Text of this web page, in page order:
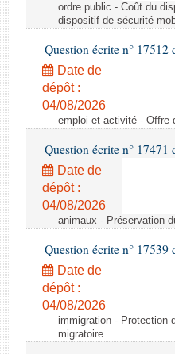
ordre public - Coût du
dispositif de sécurité
Question écrite n° 17512
Date de
dépôt :
04/08/2026
emploi et activité - Offre
Question écrite n°
Date de
dépôt :
04/08/2026
animaux - Préservation
Question écrite n°
Date de
dépôt :
04/08/2026
immigration - Protection
migratoire